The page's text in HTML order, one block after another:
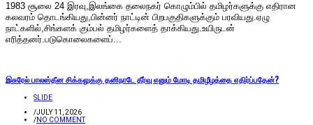
1983 சூலை 24 இரவு,இலங்கை தலைநகர் கொழும்பில் தமிழர்களுக்கு எதிரான
கலவரம் தொடங்கியது,பின்னர் நாட்டின் பிறபகுதிகளுக்கும் பரவியது.ஏழு
நாட்களில்,சிங்களக் கும்பல் தமிழர்களைத் தாக்கியது.உயிருடன்
எரித்தனர்.படுகொலைகளைப்...
இசுரேல் பாலஸ்தீன சிக்கலுக்கு தனிநாடே தீர்வு எனும் மோடி தமிழீழத்தை எதிர்ப்பதேன்?
SLIDE
/JULY 11, 2026
/NO COMMENT